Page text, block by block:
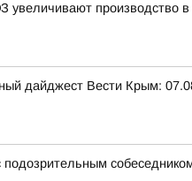
увеличивают производство
дайджест Вести Крым:
подозрительным